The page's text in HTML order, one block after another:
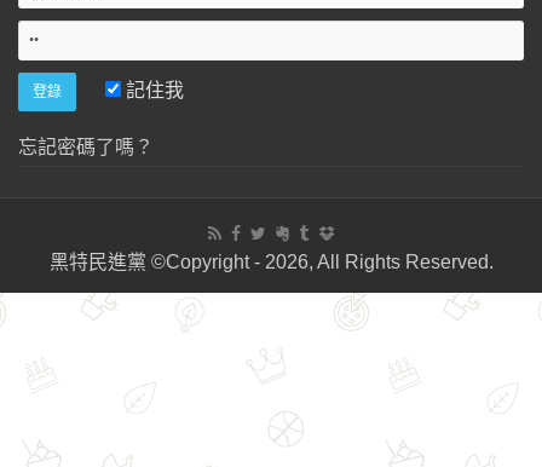
記住我
忘記密碼了嗎？
黑特民進黨 ©Copyright - 2026, All Rights Reserved.